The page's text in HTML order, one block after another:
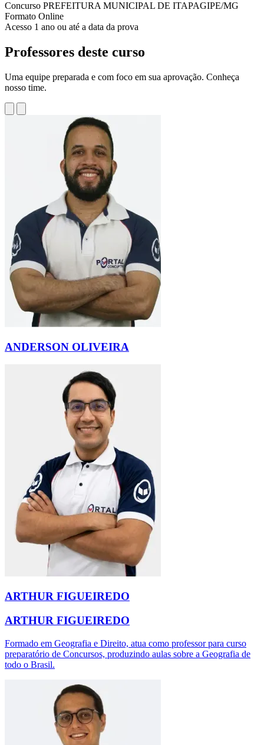
Concurso PREFEITURA MUNICIPAL DE ITAPAGIPE/MG
Formato Online
Acesso 1 ano ou até a data da prova
Professores deste curso
Uma equipe preparada e com foco em sua aprovação. Conheça
nosso time.
ANDERSON OLIVEIRA
ARTHUR FIGUEIREDO
ARTHUR FIGUEIREDO
Formado em Geografia e Direito, atua como professor para curso
preparatório de Concursos, produzindo aulas sobre a Geografia de
todo o Brasil.